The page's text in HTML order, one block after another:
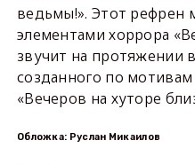
ведьмы!». Этот рефрен
элементами хоррора
звучит на протяжении
созданного по
«Вечеров на хуторе
Обложка: Руслан Микаилов